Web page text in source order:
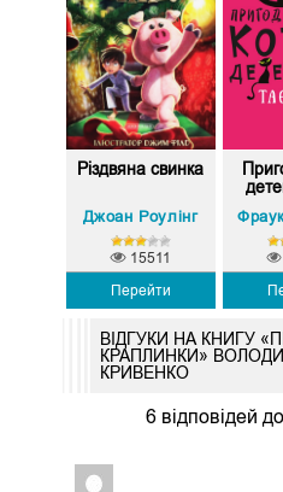
Різдвяна свинка
Джоан Роулінг
Перейти
15511
ВІДГУКИ НА КНИГУ
КРАПЛИНКИ»
КРИВЕНКО
6 відповідей